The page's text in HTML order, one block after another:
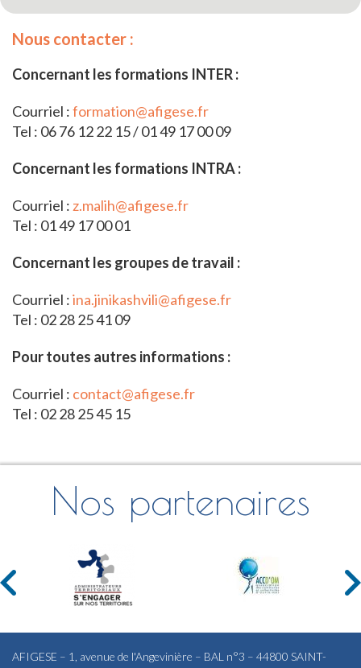
Nous contacter :
Concernant les formations INTER :
Courriel :formation@afigese.fr
Tel : 06 76 12 22 15 / 01 49 17 00 09
Concernant les formations INTRA :
Courriel : z.malih@afigese.fr
Tel : 01 49 17 00 01
Concernant les groupes de travail :
Courriel :ina.jinikashvili@afigese.fr
Tel : 02 28 25 41 09
Pour toutes autres informations :
Courriel : contact@afigese.fr
Tel : 02 28 25 45 15
Nos partenaires
AFIGESE – 1, avenue de l'Angevinière – BAL n°3 – 44800 SAINT-